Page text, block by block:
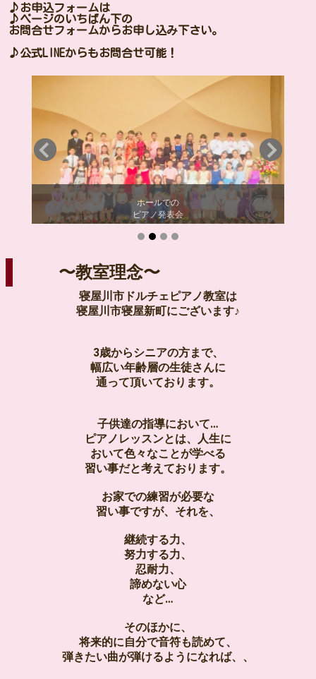
♪お申込フォームは
♪ページのいちばん下の
お問合せフォームからお申し込み下さい。
♪公式LINEからもお問合せ可能！
ホールでの
ピアノ発表会
〜教室理念〜
寝屋川市ドルチェピアノ教室は
寝屋川市寝屋新町にございます♪
3歳からシニアの方まで、
幅広い年齢層の生徒さんに
通って頂いております。
子供達の指導において…
ピアノレッスンとは、人生に
おいて色々なことが学べる
習い事だと考えております。
お家での練習が必要な
習い事ですが、それを、
継続する力、
努力する力、
忍耐力、
諦めない心
など…
そのほかに、
将来的に自分で音符も読めて、
弾きたい曲が弾けるようになれば、、